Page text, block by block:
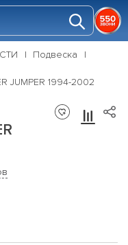
Подвеска
JUMPER 1994-2002